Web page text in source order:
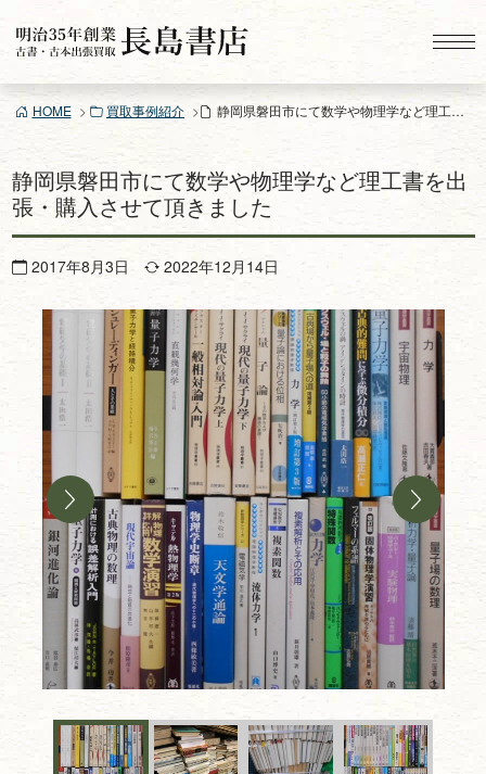
ン
ツ
ス
キ
HOME 買取事例紹介 静岡県磐田市にて数学や物理学など理工書を出張・購入させて頂きました
静岡県磐田市にて数学や物理学など理工書を出
張・購入させて頂きました
2017年8月3日 2022年12月14日